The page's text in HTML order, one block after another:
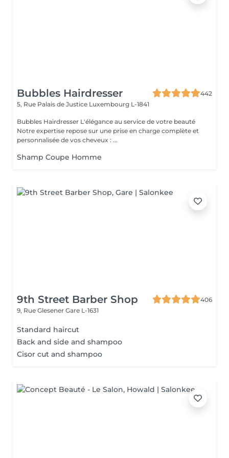
Bubbles Hairdresser
442
5, Rue Palais de Justice Luxembourg L-1841
Bubbles Hairdresser L'élégance au service de votre beauté
Notre expertise repose sur une prise en charge complète et
personnalisée de vos cheveux : ...
Shamp Coupe Homme
9th Street Barber Shop
406
9, Rue Glesener Gare L-1631
Standard haircut
Back and side and shampoo
Cisor cut and shampoo